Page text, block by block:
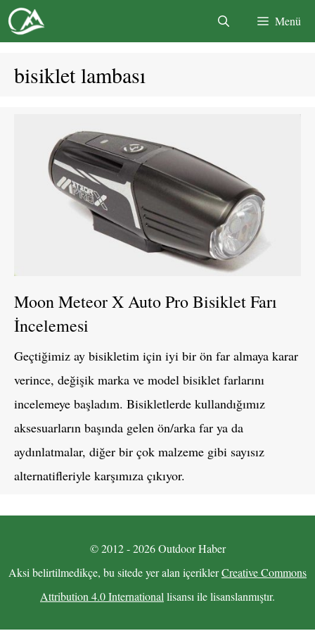
İçeriğe
atla
Menü
bisiklet lambası
Moon Meteor X Auto Pro Bisiklet Farı
İncelemesi
Geçtiğimiz ay bisikletim için iyi bir ön far almaya karar
verince, değişik marka ve model bisiklet farlarını
incelemeye başladım. Bisikletlerde kullandığımız
aksesuarların başında gelen ön/arka far ya da
aydınlatmalar, diğer bir çok malzeme gibi sayısız
alternatifleriyle karşımıza çıkıyor.
© 2012 - 2026 Outdoor Haber
Aksi belirtilmedikçe, bu sitede yer alan içeriklerCreative Commons
Attribution 4.0 International lisansı ile lisanslanmıştır.